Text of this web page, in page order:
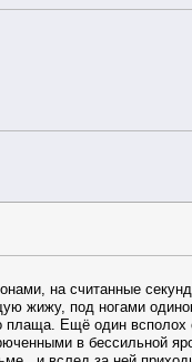
на считанные
жижу, под ногами
плаща. Ещё один
в бессильной